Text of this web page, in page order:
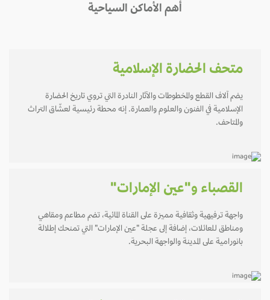
أهم الأماكن السياحية
متحف الحضارة الإسلامية
يضم آلاف القطع والمخطوطات والآثار النادرة التي تروي تاريخ الحضارة
الإسلامية في الفنون والعلوم والعمارة. إنه محطة رئيسية لعشّاق التراث
والمتاحف.
القصباء و"عين الإمارات"
واجهة ترفيهية وثقافية مميزة على القناة المائية، تضم مطاعم ومقاهي
ومناطق للعائلات، إضافة إلى عجلة "عين الإمارات" التي تمنحك إطلالة
بانورامية على المدينة والواجهة البحرية.